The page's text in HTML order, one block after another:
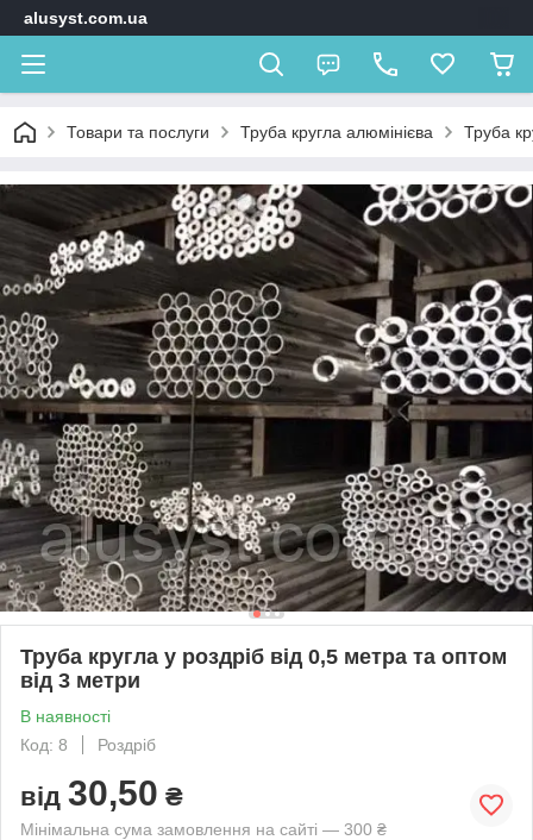
alusyst.com.ua
Товари та послуги Труба кругла алюмінієва Труба
Труба кругла у роздріб від 0,5 метра та оптом
від 3 метри
В наявності
Код: 8
Роздріб
від 30,50 ₴
Мінімальна сума замовлення на сайті — 300 ₴